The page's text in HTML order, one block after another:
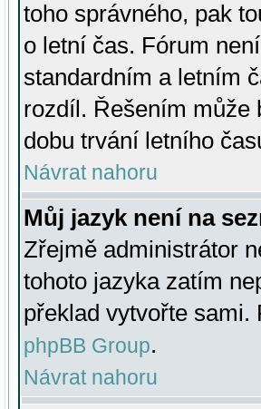
toho správného, pak
o letní čas. Fórum
standardním a letním
rozdíl. Řešením může
dobu trvání letního
Návrat nahoru
Můj jazyk není na
Zřejmě administrátor
tohoto jazyka zatím
překlad vytvořte
phpBB Group.
Návrat nahoru